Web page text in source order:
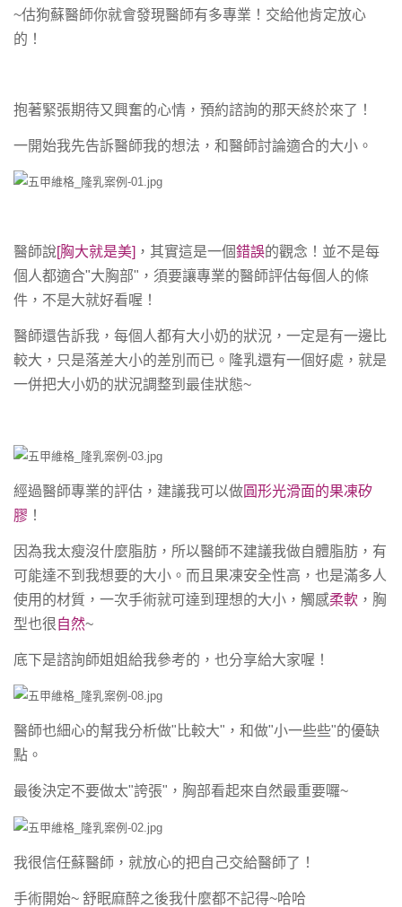
~估狗蘇醫師你就會發現醫師有多專業！交給他肯定放心
的！
抱著緊張期待又興奮的心情，預約諮詢的那天終於來了！
一開始我先告訴醫師我的想法，和醫師討論適合的大小。
醫師說[胸大就是美] ，其實這是一個錯誤的觀念！並不是每
個人都適合"大胸部"，須要讓專業的醫師評估每個人的條
件，不是大就好看喔！
醫師還告訴我，每個人都有大小奶的狀況，一定是有一邊比
較大，只是落差大小的差別而已。隆乳還有一個好處，就是
一併把大小奶的狀況調整到最佳狀態~
經過醫師專業的評估，建議我可以做圓形光滑面的果凍矽
膠 ！
因為我太瘦沒什麼脂肪，所以醫師不建議我做自體脂肪，有
可能達不到我想要的大小。而且果凍安全性高，也是滿多人
使用的材質，一次手術就可達到理想的大小，觸感柔軟 ，胸
型也很自然~
底下是諮詢師姐姐給我參考的，也分享給大家喔！
醫師也細心的幫我分析做"比較大"，和做"小一些些"的優缺
點。
最後決定不要做太"誇張"，胸部看起來自然最重要囉~
我很信任蘇醫師，就放心的把自己交給醫師了！
手術開始~ 舒眠麻醉之後我什麼都不記得~哈哈